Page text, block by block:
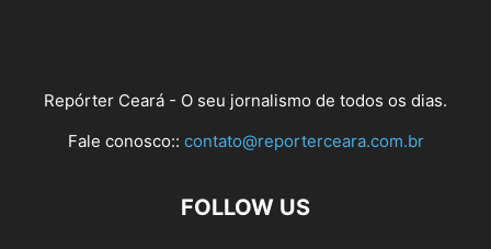
Repórter Ceará - O seu jornalismo de todos os dias.
Fale conosco:: contato@reporterceara.com.br
FOLLOW US